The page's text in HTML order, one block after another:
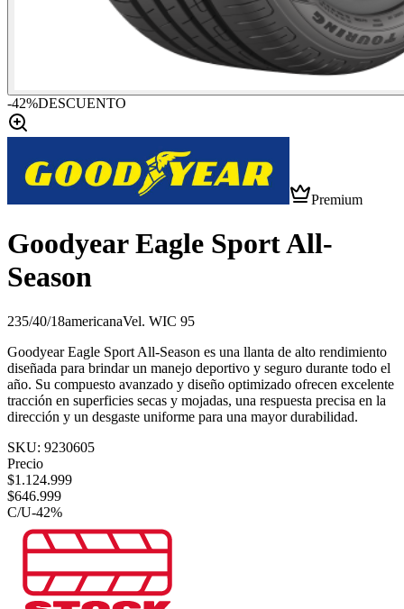
-42%DESCUENTO
Premium
Goodyear Eagle Sport All-
Season
235/40/18americanaVel. WIC 95
Goodyear Eagle Sport All-Season es una llanta de alto rendimiento
diseñada para brindar un manejo deportivo y seguro durante todo el
año. Su compuesto avanzado y diseño optimizado ofrecen excelente
tracción en superficies secas y mojadas, una respuesta precisa en la
dirección y un desgaste uniforme para una mayor durabilidad.
SKU: 9230605
Precio
$1.124.999
$646.999
C/U-42%